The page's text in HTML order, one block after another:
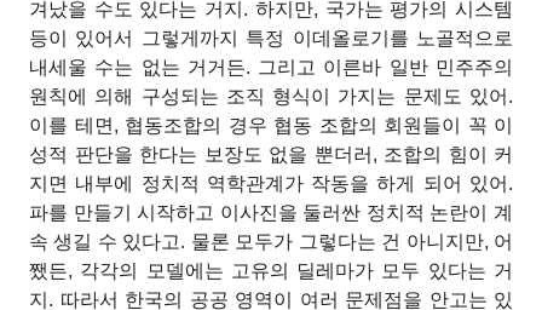
겨났을 수도 있다는 거지. 하지만, 국가는 평가의 시스템
등이 있어서 그렇게까지 특정 이데올로기를 노골적으로
내세울 수는 없는 거거든. 그리고 이른바 일반 민주주의
원칙에 의해 구성되는 조직 형식이 가지는 문제도 있어.
이를 테면, 협동조합의 경우 협동 조합의 회원들이 꼭 이
성적 판단을 한다는 보장도 없을 뿐더러, 조합의 힘이 커
지면 내부에 정치적 역학관계가 작동을 하게 되어 있어.
파를 만들기 시작하고 이사진을 둘러싼 정치적 논란이 계
속 생길 수 있다고. 물론 모두가 그렇다는 건 아니지만, 어
쨌든, 각각의 모델에는 고유의 딜레마가 모두 있다는 거
지. 따라서 한국의 공공 영역이 여러 문제점을 안고는 있